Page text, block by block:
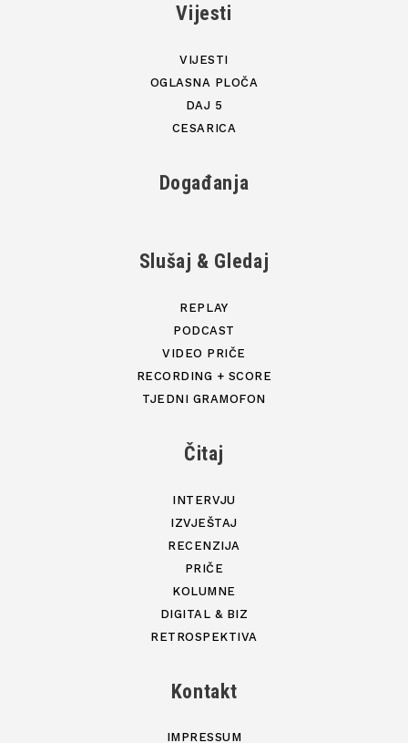
Vijesti
VIJESTI
OGLASNA PLOČA
DAJ 5
CESARICA
Događanja
Slušaj & Gledaj
REPLAY
PODCAST
VIDEO PRIČE
RECORDING + SCORE
TJEDNI GRAMOFON
Čitaj
INTERVJU
IZVJEŠTAJ
RECENZIJA
PRIČE
KOLUMNE
DIGITAL & BIZ
RETROSPEKTIVA
Kontakt
IMPRESSUM